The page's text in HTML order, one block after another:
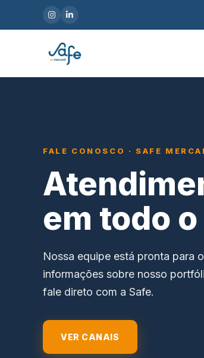
FALE CONOSCO · SAFE
em todo o
Nossa equipe está pronta para
informações sobre nosso
fale direto com a Safe.
VER CANAIS